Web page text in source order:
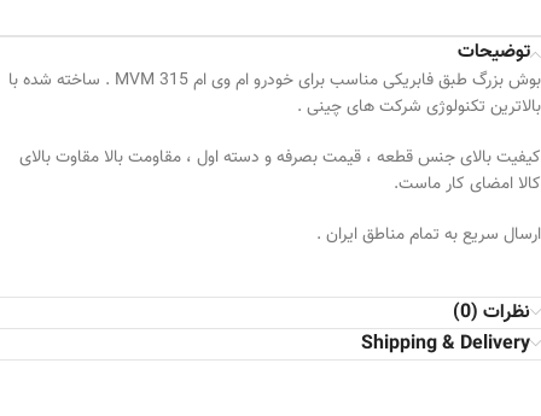
توضیحات
بوش بزرگ طبق فابریکی مناسب برای خودرو ام وی ام MVM 315 . ساخته شده با
بالاترین تکنولوژی شرکت های چینی .
کیفیت بالای جنس قطعه ، قیمت بصرفه و دسته اول ، مقاومت بالا مقاوت بالای
کالا امضای کار ماست.
ارسال سریع به تمام مناطق ایران .
نظرات (0)
Shipping & Delivery